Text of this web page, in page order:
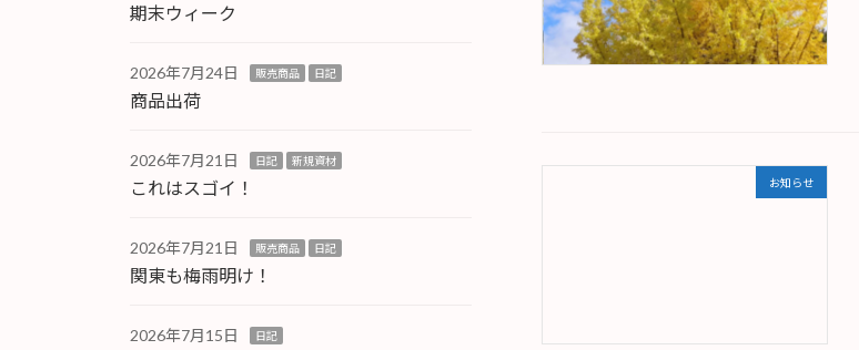
お知らせ
期末ウィーク
2026年7月24日 販売商品 日記
商品出荷
2026年7月21日 日記 新規資材
これはスゴイ！
2026年7月21日 販売商品 日記
関東も梅雨明け！
2026年7月15日 日記